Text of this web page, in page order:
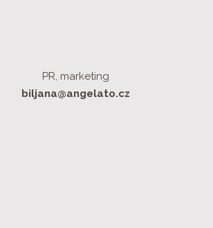
PR, marketing
biljana@angelato.cz